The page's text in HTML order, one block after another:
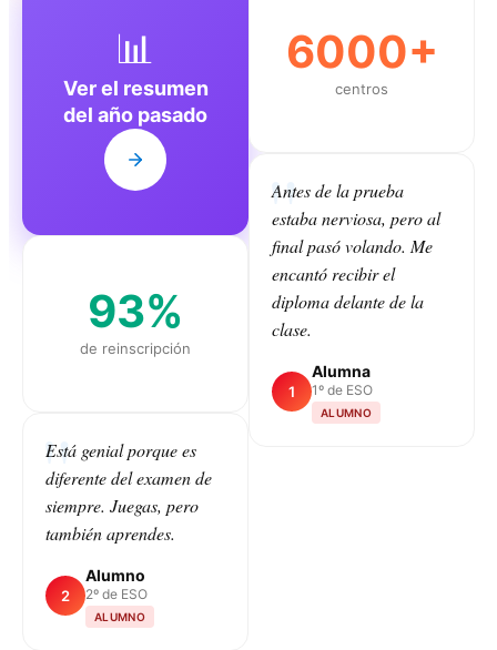
📊
Ver el resumen
del año pasado
93%
de reinscripción
Está genial porque es
diferente del examen de
siempre. Juegas, pero
también aprendes.
2
Alumno
2º de ESO
ALUMNO
6000+
centros
Antes de la prueba
estaba nerviosa, pero al
final pasó volando. Me
encantó recibir el
diploma delante de la
clase.
1
Alumna
1º de ESO
ALUMNO